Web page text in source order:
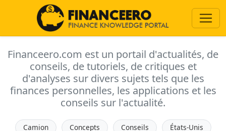
Financeero.com est un portail d'actualités, de
conseils, de tutoriels, de critiques et
d'analyses sur divers sujets tels que les
finances personnelles, les applications et les
conseils sur l'actualité.
Camion Concepts Conseils États-Unis